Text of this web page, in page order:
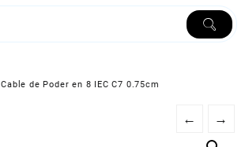
Cable de Poder en 8 IEC C7 0.75cm
← →